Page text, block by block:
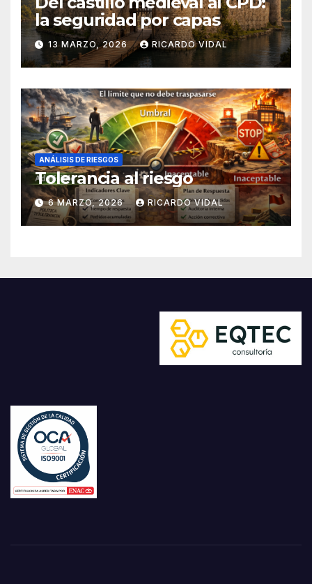
la seguridad por capas
13 MARZO, 2026 RICARDO VIDAL
ANÁLISIS DE RIESGOS
Tolerancia al riesgo
6 MARZO, 2026 RICARDO VIDAL